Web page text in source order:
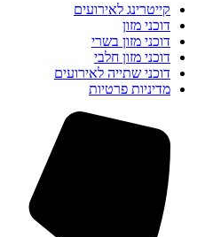
קייטרינג לאירועים
דוכני מזון
דוכני מזון בשרי
דוכני מזון חלבי
דוכני שתייה לאירועים
מדיניות פרטיות